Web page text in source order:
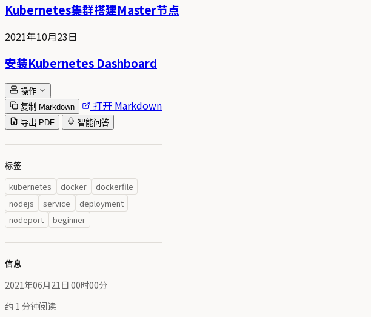
Kubernetes集群搭建Master节点
2021年10月23日
安装Kubernetes Dashboard
操作
复制 Markdown
打开 Markdown
导出 PDF 智能问答
标签
kubernetes docker
dockerfile
nodejs
service
deployment
nodeport
beginner
信息
2021年06月21日 00时00分
约 1 分钟阅读